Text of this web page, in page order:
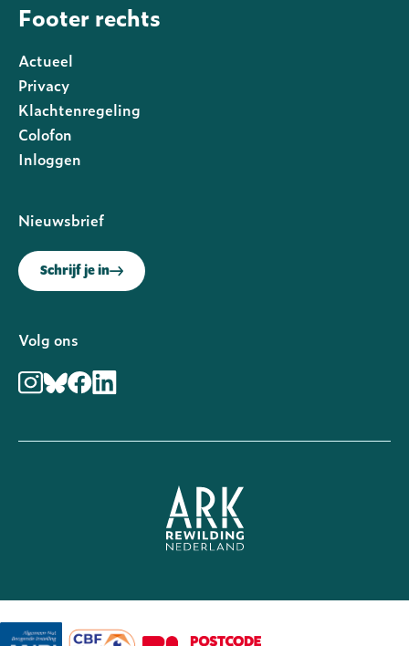
Footer rechts
Actueel
Privacy
Klachtenregeling
Colofon
Inloggen
Nieuwsbrief
Schrijf je in
Volg ons